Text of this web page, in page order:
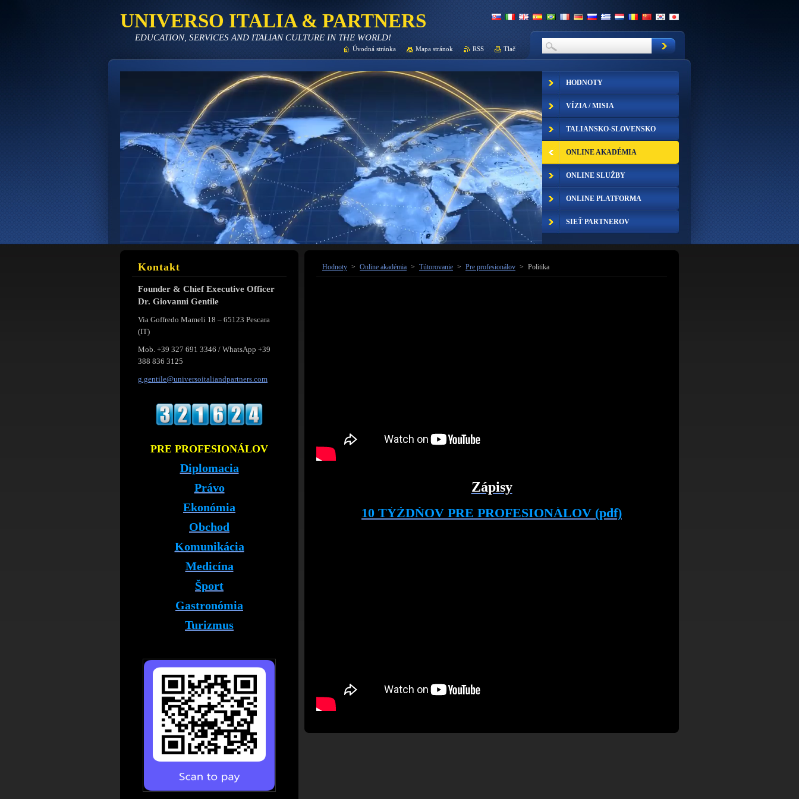
UNIVERSO ITALIA & PARTNERS
EDUCATION, SERVICES AND ITALIAN CULTURE IN THE WORLD!
Hodnoty > Online akadémia > Tútorovanie > Pre profesionálov > Politika
Zápisy
10 TÝŽDŇOV PRE PROFESIONÁLOV (pdf)
Kontakt
Founder & Chief Executive Officer
Dr. Giovanni Gentile
Via Goffredo Mameli 18 – 65123 Pescara
(IT)
Mob. +39 327 691 3346 / WhatsApp +39
388 836 3125
g.gentile@universoitaliandpartners.com
PRE PROFESIONÁLOV
Diplomacia
Právo
Ekonómia
Obchod
Komunikácia
Medicína
Šport
Gastronómia
Turizmus
HODNOTY
VÍZIA / MISIA
TALIANSKO-SLOVENSKO
ONLINE AKADÉMIA
ONLINE SLUŽBY
ONLINE PLATFORMA
SIEŤ PARTNEROV
Úvodná stránka Mapa stránok RSS Tlač